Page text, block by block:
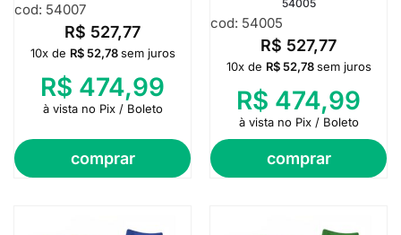
cod: 54007
R$ 527,77
comprar
10x de R$52,78 sem juros
R$ 474,99
à vista no Pix / Boleto
54005
cod: 54005
R$ 527,77
comprar
10x de R$52,78 sem juros
R$ 474,99
à vista no Pix / Boleto